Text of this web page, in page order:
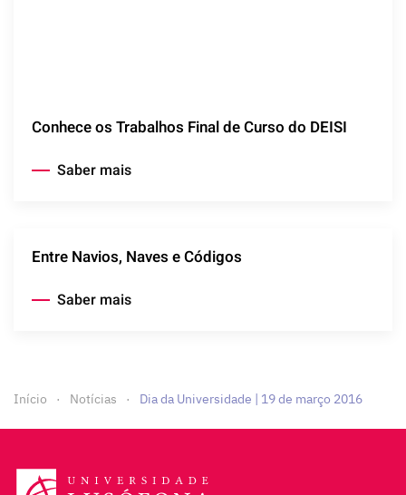
Conhece os Trabalhos Final de Curso do DEISI
Saber mais
Entre Navios, Naves e Códigos
Saber mais
Início Notícias Dia da Universidade | 19 de março 2016